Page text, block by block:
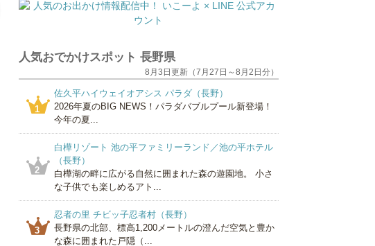
人気おでかけスポット 長野県
8月3日更新（7月27日～8月2日分）
1
佐久平ハイウェイオアシス パラダ（長野）
2026年夏のBIG NEWS！パラダバブルプール新登場！
今年の夏...
2
白樺リゾート 池の平ファミリーランド／池の平ホテル
（長野）
白樺湖の畔に広がる自然に囲まれた森の遊園地。 小さ
な子供でも楽しめるアト...
3
忍者の里 チビッ子忍者村（長野）
長野県の北部、標高1,200メートルの澄んだ空気と豊か
な森に囲まれた戸隠（...